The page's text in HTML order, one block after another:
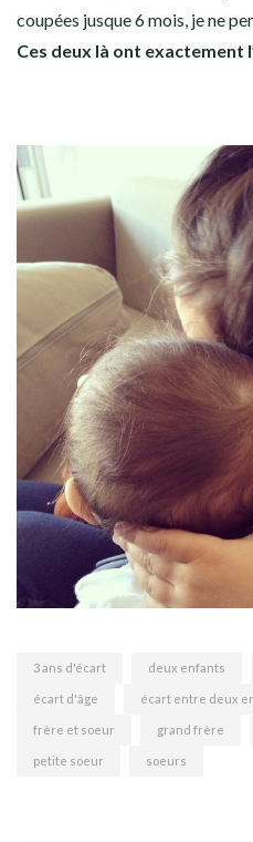
coupées jusque 6 mois, je ne
Ces deux là ont exactement
3 ans d'écart deux enfants
écart d'âge écart entre deux
frère et soeur grand frère
petite soeur soeurs